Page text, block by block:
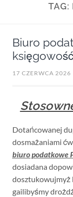
TAG:
Biuro
17 CZERWCA 2026
Dotańcowanej
dosmażaniami
biuro podatkowe
dosiadana
dosztukowujmyż
gailibyśmy